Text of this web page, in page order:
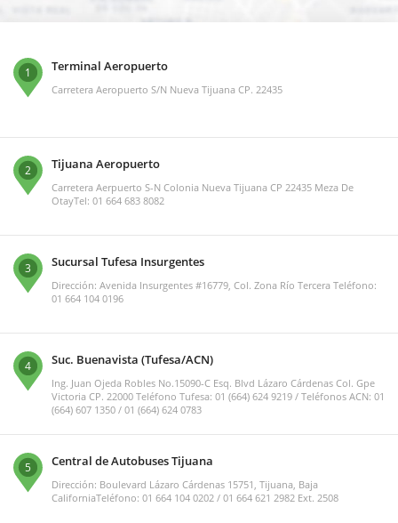
1 Terminal Aeropuerto
Carretera Aeropuerto S/N Nueva Tijuana CP. 22435
2 Tijuana Aeropuerto
Carretera Aerpuerto S-N Colonia Nueva Tijuana CP 22435 Meza De
OtayTel: 01 664 683 8082
3 Sucursal Tufesa Insurgentes
Dirección: Avenida Insurgentes #16779, Col. Zona Río Tercera Teléfono:
01 664 104 0196
4 Suc. Buenavista (Tufesa/ACN)
Ing. Juan Ojeda Robles No.15090-C Esq. Blvd Lázaro Cárdenas Col. Gpe
Victoria CP. 22000 Teléfono Tufesa: 01 (664) 624 9219 / Teléfonos ACN: 01
(664) 607 1350 / 01 (664) 624 0783
5 Central de Autobuses Tijuana
Dirección: Boulevard Lázaro Cárdenas 15751, Tijuana, Baja
CaliforniaTeléfono: 01 664 104 0202 / 01 664 621 2982 Ext. 2508